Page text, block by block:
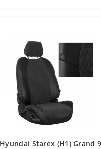
Hyundai Starex (H1) Grand 9